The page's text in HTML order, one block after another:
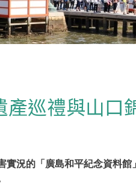
產巡禮與山口
況的「廣島和平紀念資料